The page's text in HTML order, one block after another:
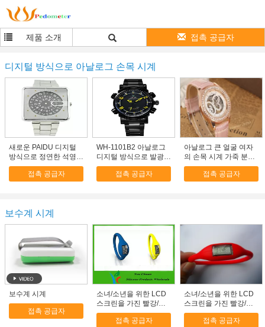
제품 소개 접촉 공급자
디지털 방식으로 아날로그 손목 시계
새로운 PAIDU 디지털
방식으로 정연한 석영
아날로그 손목 시계 스
테인리스접촉 공급자
WH-1101B2 아날로그
디지털 방식으로 발광
다이오드 표시 남자의
스포츠 석영 손목 육군
접촉 공급자
아날로그 큰 얼굴 여자
의 손목 시계 가죽 분홍
색 유행 손 바람 기계적
인 손목 시계
접촉 공급자
보수계 시계
보수계 시계
접촉 공급자
소녀/소년을 위한 LCD
스크린을 가진 빨강/자
주색 스포츠 실리콘 보
수계 시계접촉 공급자
소녀/소년을 위한 LCD
스크린을 가진 빨강/자
주색 스포츠 실리콘 보
수계 시계접촉 공급자